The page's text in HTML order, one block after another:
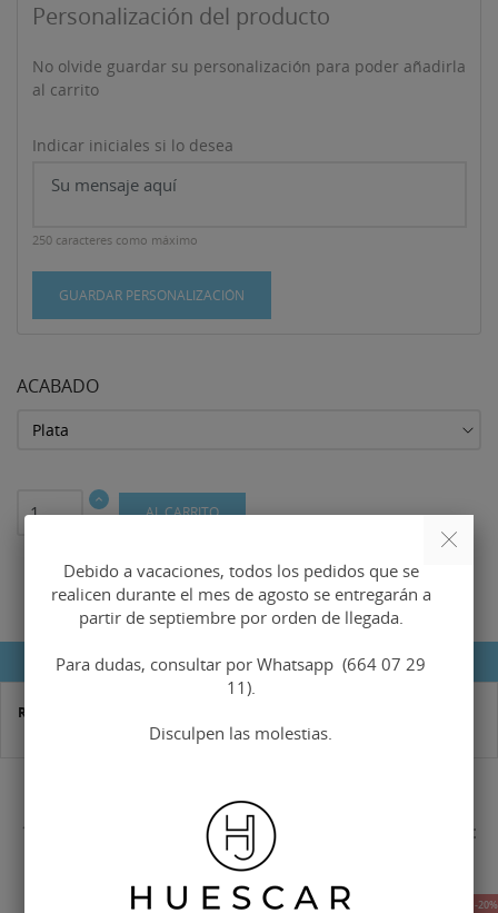
Personalización del producto
No olvide guardar su personalización para poder añadirla
al carrito
Indicar iniciales si lo desea
250 caracteres como máximo
GUARDAR PERSONALIZACIÓN
ACABADO
AL CARRITO
DETALLES DEL PRODUCTO
Referencia
16 OTROS PRODUCTOS EN LA MISMA CATEGORÍA:
-10% -20%
Debido a vacaciones, todos los pedidos que se
realicen durante el mes de agosto se entregarán a
partir de septiembre por orden de llegada.
Para dudas, consultar por Whatsapp (664 07 29
11).
Disculpen las molestias.